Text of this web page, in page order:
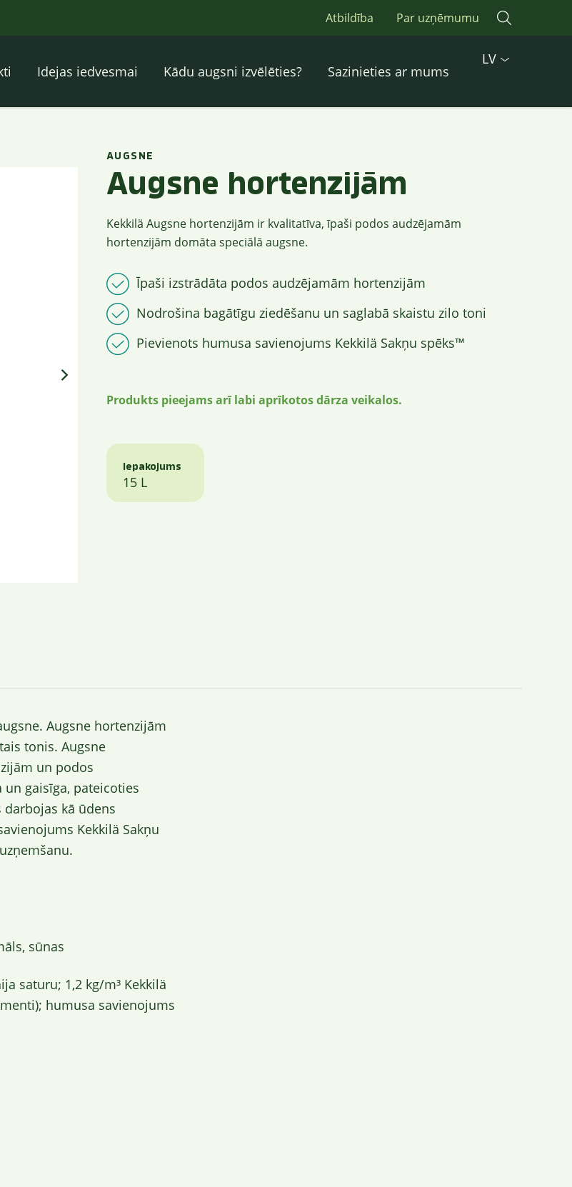
Atbildība Par uzņēmumu
Idejas iedvesmai Kādu augsni izvēlēties? Sazinieties ar mums
LV
AUGSNE
Augsne hortenzijām
Kekkilä Augsne hortenzijām ir kvalitatīva, īpaši podos audzējamām
hortenzijām domāta speciālā augsne.
Īpaši izstrādāta podos audzējamām hortenzijām
Nodrošina bagātīgu ziedēšanu un saglabā skaistu zilo toni
Pievienots humusa savienojums Kekkilä Sakņu spēks™
Produkts pieejams arī labi aprīkotos dārza veikalos.
Iepakojums
15 L
Augsne hortenzijām
tonis. Augsne
un podos
gaisīga, pateicoties
kā ūdens
Kekkilä Sakņu
sūnas
saturu; 1,2 kg/m³ Kekkilä
humusa savienojums